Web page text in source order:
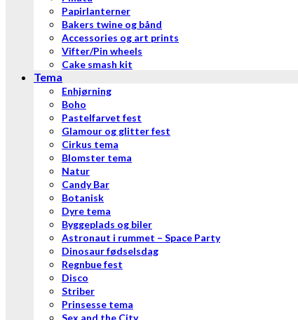
Papirlanterner
Bakers twine og bånd
Accessories og art prints
Vifter/Pin wheels
Cake smash kit
Tema
Enhjørning
Boho
Pastelfarvet fest
Glamour og glitter fest
Cirkus tema
Blomster tema
Natur
Candy Bar
Botanisk
Dyre tema
Byggeplads og biler
Astronaut i rummet – Space Party
Dinosaur fødselsdag
Regnbue fest
Disco
Striber
Prinsesse tema